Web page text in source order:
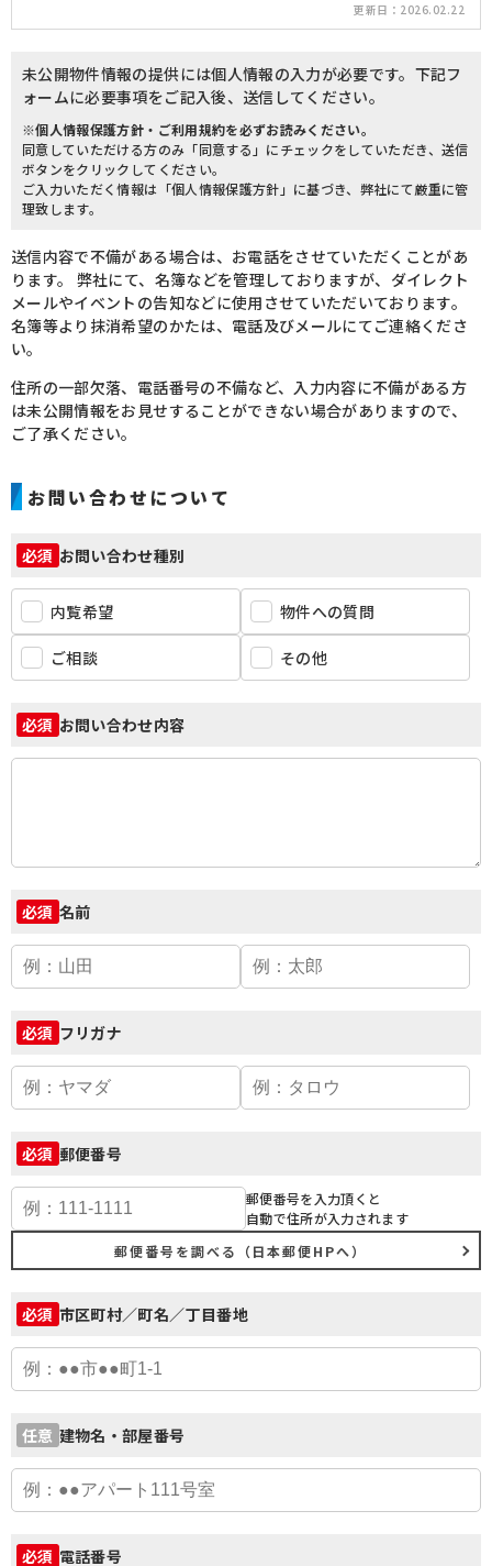
更新日： 2026.02.22
未公開物件情報の提供には個人情報の入力が必要です。下記フ
ォームに必要事項をご記入後、送信してください。
※個人情報保護方針・ご利用規約を必ずお読みください。
同意していただける方のみ「同意する」にチェックをしていただき、送信
ボタンをクリックしてください。
ご入力いただく情報は「個人情報保護方針」に基づき、弊社にて厳重に管
理致します。
送信内容で不備がある場合は、お電話をさせていただくことがあ
ります。
弊社にて、名簿などを管理しておりますが、ダイレクト
メールやイベントの告知などに使用させていただいております。
名簿等より抹消希望のかたは、電話及びメールにてご連絡くださ
い。
住所の一部欠落、電話番号の不備など、入力内容に不備がある方
は未公開情報をお見せすることができない場合がありますので、
ご了承ください。
お問い合わせについて
必須 お問い合わせ種別
内覧希望 物件への質問
ご相談 その他
必須 お問い合わせ内容
必須 名前
必須 フリガナ
必須 郵便番号
郵便番号を入力頂くと
自動で住所が入力されます
郵便番号を調べる（日本郵便HPへ）
必須 市区町村／町名／丁目番地
任意 建物名・部屋番号
必須 電話番号